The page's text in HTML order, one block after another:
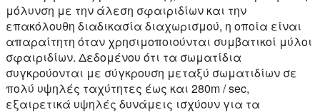
μόλυνση με την άλεση σφαιριδίων και την
επακόλουθη διαδικασία διαχωρισμού, η οποία είναι
απαραίτητη όταν χρησιμοποιούνται συμβατικοί μύλοι
σφαιριδίων. Δεδομένου ότι τα σωματίδια
συγκρούονται με σύγκρουση μεταξύ σωματιδίων σε
πολύ υψηλές ταχύτητες έως και 280m / sec,
εξαιρετικά υψηλές δυνάμεις ισχύουν για τα